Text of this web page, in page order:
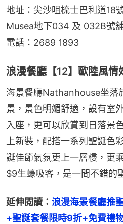
地址：尖沙咀梳士巴利道18
Musea地下034 及 032B號
電話：2689 1893
浪漫餐廳【12】歐陸風情
海景餐廳Nathanhouse坐落
景，景色明媚舒適，設有室
入座，更可以欣賞到日落景
上新裝，配搭一系列聖誕色
誕佳節氣氛更上一層樓，更
$9生蠔吸客，是一間不錯的
延伸閱讀： 浪漫海景餐廳推
+聖誕套餐限時9折+免費禮